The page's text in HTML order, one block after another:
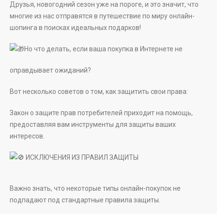
Друзья, новогодний сезон уже на пороге, и это значит, что
многие из нас отправятся в путешествие по миру онлайн-
шопинга в поисках идеальных подарков!
Но что делать, если ваша покупка в Интернете не
оправдывает ожиданий?
Вот несколько советов о том, как защитить свои права:
Закон о защите прав потребителей приходит на помощь,
предоставляя вам инструменты для защиты ваших
интересов.
ИСКЛЮЧЕНИЯ ИЗ ПРАВИЛ ЗАЩИТЫ
Важно знать, что некоторые типы онлайн-покупок не
подпадают под стандартные правила защиты.